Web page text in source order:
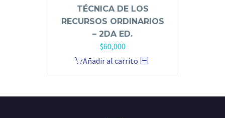
TÉCNICA DE LOS
RECURSOS ORDINARIOS
– 2DA ED.
$60,000
Añadir al carrito